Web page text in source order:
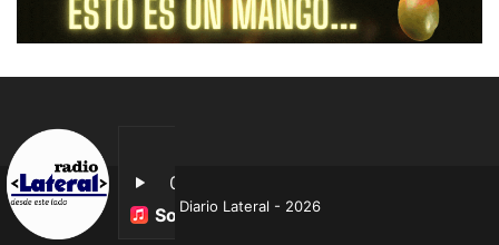
Diario Lateral - 2026